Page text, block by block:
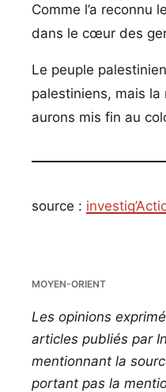
Comme l’a reconnu le
dans le cœur des
Le peuple
palestiniens, mais la
aurons mis fin au
source :
MOYEN-ORIENT
Les opinions
articles publiés par
mentionnant la
portant pas la